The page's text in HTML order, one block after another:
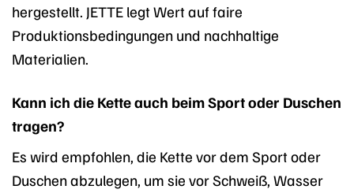
hergestellt. JETTE legt Wert auf faire
Produktionsbedingungen und nachhaltige
Materialien.
Kann ich die Kette auch beim Sport oder Duschen
tragen?
Es wird empfohlen, die Kette vor dem Sport oder
Duschen abzulegen, um sie vor Schweiß, Wasser